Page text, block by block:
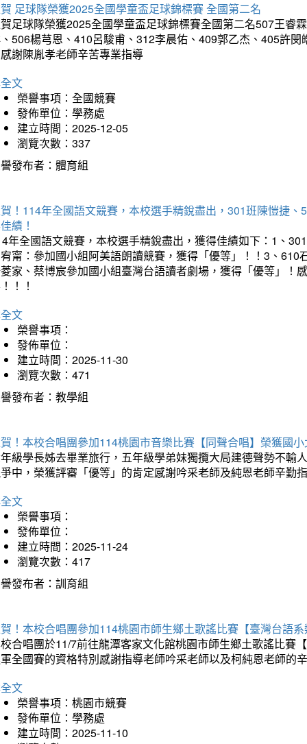
足球隊榮獲2025全國學童盃足球錦標賽 全國第二名
足球隊榮獲2025全國學童盃足球錦標賽全國第二名507王睿
506楊芎恩、410呂駿甫、312李晨佑、409郭乙杰、405許
謝陳胤孝老師辛苦專業指導
文
榮譽事項：全國競賽
發佈單位：學務處
建立時間：2025-12-05
瀏覽次數：337
發布者：體育組
！114年全國語文競賽，本校選手精銳盡出，301班陳愷捷
績！
年全國語文競賽，本校選手精銳盡出，獲得佳績如下：1、
甯：參加國小組阿美語朗讀競賽，獲得「優等」！！3、
家、蔡博宸參加國小組臺灣台語讀者劇場，獲得「優等」！
！！
文
榮譽事項：
發佈單位：
建立時間：2025-11-30
瀏覽次數：471
發布者：教學組
！本校合唱團參加114桃園市音樂比賽【同聲合唱】榮獲國
級學長姊去畢業旅行，五年級學弟妹獨攬大局建德聲勢不輸
中，榮獲評審「優等」的肯定感謝吟采老師及純恩老師辛勤
文
榮譽事項：
發佈單位：
建立時間：2025-11-24
瀏覽次數：417
發布者：訓育組
！本校合唱團參加114桃園市師生鄉土歌謠比賽【臺灣台語
合唱團於11/7前往龍潭客家文化館桃園市師生鄉土歌謠比賽
全國賽的資格特別感謝指導老師吟采老師以及柯純恩老師的
文
榮譽事項：桃園市競賽
發佈單位：學務處
建立時間：2025-11-10